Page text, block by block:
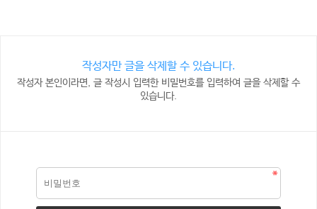
작성자만 글을 삭제할 수 있습니다.
작성자 본인이라면, 글 작성시 입력한 비밀번호를 입력하여 글을 삭제할 수
있습니다.